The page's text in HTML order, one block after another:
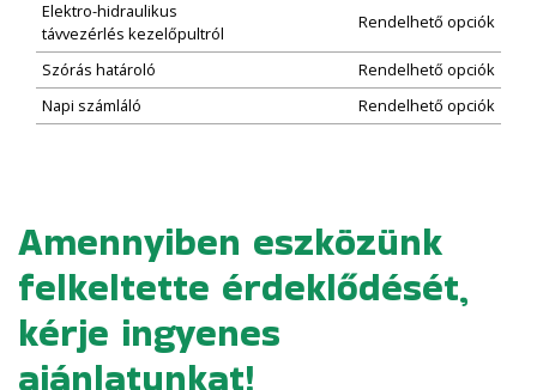
Elektro-hidraulikus
távvezérlés kezelőpultról
Rendelhető opciók
Szórás határoló
Rendelhető opciók
Napi számláló
Rendelhető opciók
Amennyiben eszközünk
felkeltette érdeklődését,
kérje ingyenes
ajánlatunkat!